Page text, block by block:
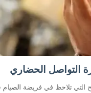
التواصل الحضاري
التي تلاحظ في فريضة الصيام